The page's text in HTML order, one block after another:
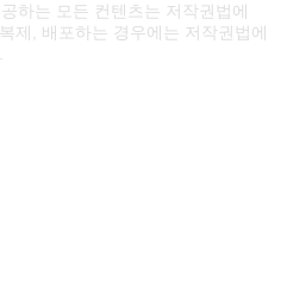
하는 모든 컨텐츠는 저작권법에
제, 배포하는 경우에는 저작권법에